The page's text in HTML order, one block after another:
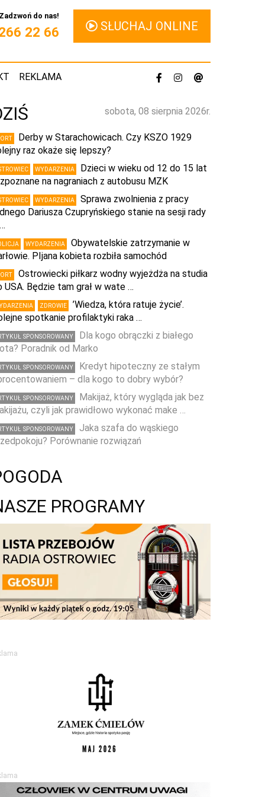
Zadzwoń do nas!
22 66 SŁUCHAJ ONLINE
REKLAMA
sobota, 08 sierpnia 2026r.
Derby w Starachowicach. Czy KSZO 1929
raz okaże się lepszy?
WYDARZENIA
Dzieci w wieku od 12 do 15 lat
na nagraniach z autobusu MZK
WYDARZENIA
Sprawa zwolnienia z pracy
Dariusza Czupryńskiego stanie na sesji rady
WYDARZENIA
Obywatelskie zatrzymanie w
PIjana kobieta rozbiła samochód
Ostrowiecki piłkarz wodny wyjeżdża na studia
USA. Będzie tam grał w wate …
ZDROWIE
’Wiedza, która ratuje życie’.
spotkanie profilaktyki raka …
SPONSOROWANY
Dla kogo obrączki z białego
Poradnik od Marko
SPONSOROWANY
Kredyt hipoteczny ze stałym
– dla kogo to dobry wybór?
SPONSOROWANY
Makijaż, który wygląda jak bez
czyli jak prawidłowo wykonać make …
SPONSOROWANY
Jaka szafa do wąskiego
Porównanie rozwiązań
PROGRAMY